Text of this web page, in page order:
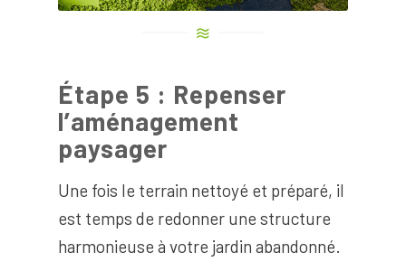
Étape 5 : Repenser
l’aménagement
paysager
Une fois le terrain nettoyé et préparé, il
est temps de redonner une structure
harmonieuse à votre jardin abandonné.